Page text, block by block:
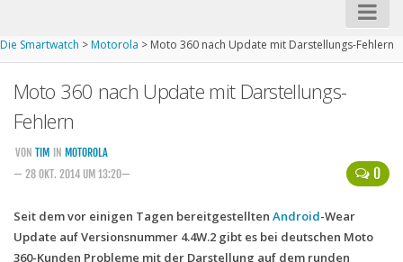
Startseite
Aktuelle Smartwatches im Test
Kommende Smartwatches
Marken und Modelle
BASE
Smartphonetarife
Die Smartwatch >Motorola > Moto 360 nach Update mit Darstellungs-Fehlern
Moto 360 nach Update mit Darstellungs-
Fehlern
0
VON TIM IN MOTOROLA
— 28 OKT. 2014 UM 13:20—
Seit dem vor einigen Tagen bereitgestellten Android-Wear
Update auf Versionsnummer 4.4W.2 gibt es bei deutschen Moto
360-Kunden Probleme mit der Darstellung auf dem runden